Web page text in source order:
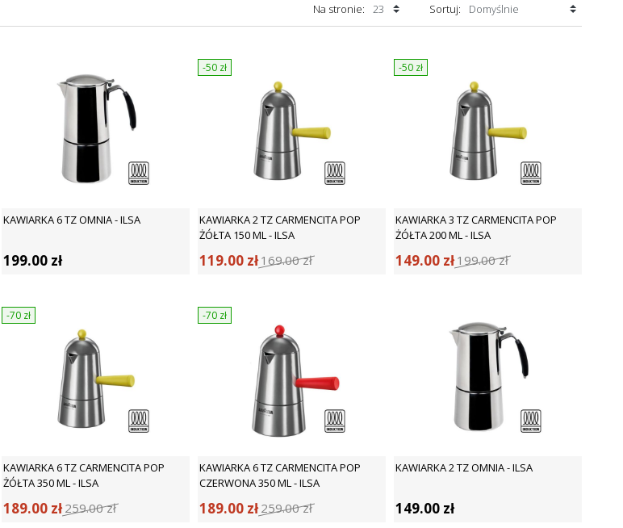
Sortuj:
KAWIARKA 6 TZ OMNIA - ILSA
199.00 zł
-50 zł
KAWIARKA 2 TZ CARMENCITA POP
ŻÓŁTA 150 ML - ILSA
119.00 zł 169.00zł
-50 zł
KAWIARKA 3 TZ CARMENCITA POP
ŻÓŁTA 200 ML - ILSA
149.00 zł 199.00zł
-70 zł
KAWIARKA 6 TZ CARMENCITA POP
ŻÓŁTA 350 ML - ILSA
189.00 zł 259.00zł
-70 zł
KAWIARKA 6 TZ CARMENCITA POP
CZERWONA 350 ML - ILSA
189.00 zł 259.00zł
KAWIARKA 2 TZ OMNIA - ILSA
149.00 zł
Na stronie: